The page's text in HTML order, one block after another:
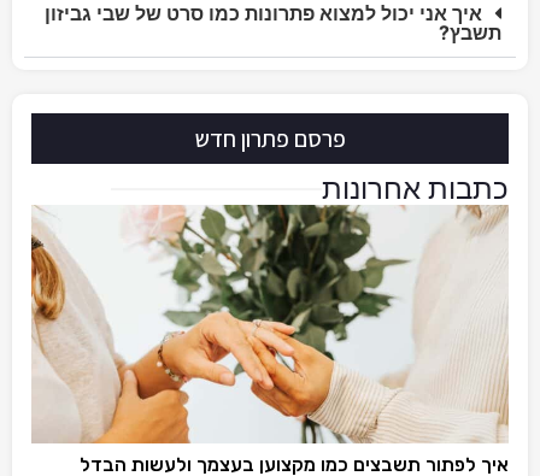
איך אני יכול למצוא פתרונות כמו סרט של שבי גביזון
תשבץ?
פרסם פתרון חדש
כתבות אחרונות
איך לפתור תשבצים כמו מקצוען בעצמך ולעשות הבדל